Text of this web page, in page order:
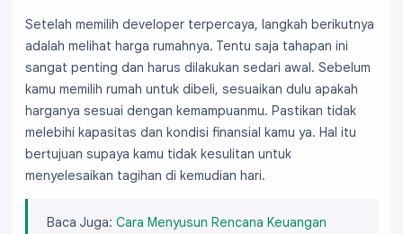
Setelah memilih developer terpercaya, langkah berikutnya
adalah melihat harga rumahnya. Tentu saja tahapan ini
sangat penting dan harus dilakukan sedari awal. Sebelum
kamu memilih rumah untuk dibeli, sesuaikan dulu apakah
harganya sesuai dengan kemampuanmu. Pastikan tidak
melebihi kapasitas dan kondisi finansial kamu ya. Hal itu
bertujuan supaya kamu tidak kesulitan untuk
menyelesaikan tagihan di kemudian hari.
Baca Juga: Cara Menyusun Rencana Keuangan